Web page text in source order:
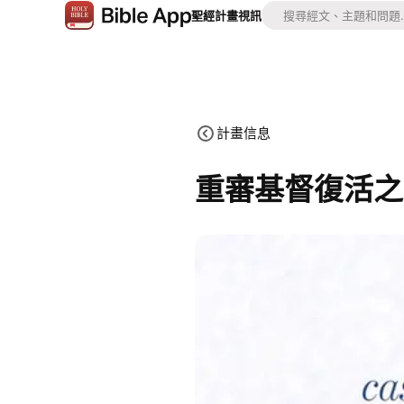
聖經計畫視訊
計畫信息
重審基督復活